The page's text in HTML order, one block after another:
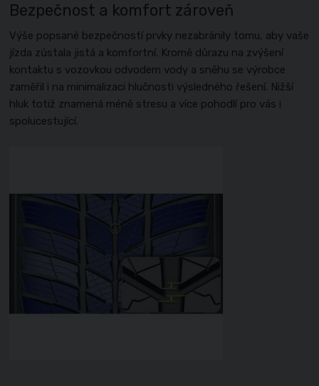
Bezpečnost a komfort zároveň
Výše popsané bezpečností prvky nezabránily tomu, aby vaše
jízda zůstala jistá a komfortní. Kromě důrazu na zvýšení
kontaktu s vozovkou odvodem vody a sněhu se výrobce
zaměřil i na minimalizaci hlučnosti výsledného řešení. Nižší
hluk totiž znamená méně stresu a více pohodlí pro vás i
spolucestující.